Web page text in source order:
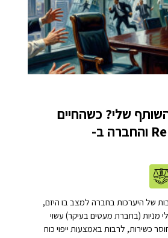
שלי? כשהחיים
עושים Reboot והחברה ב-
של היערכות בחברה למצב בו היזם,
מניות (בחברת מעטים בעיקר) עשוי
כשירות, לרבות באמצעות ייפוי כוח